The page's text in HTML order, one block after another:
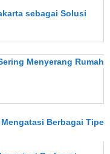
sebagai Solusi